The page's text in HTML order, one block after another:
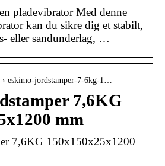
pladevibrator Med denne
kan du sikre dig et stabilt,
eller sandunderlag, …
eskimo-jordstamper-7-6kg-1…
7,6KG
mm
7,6KG 150x150x25x1200